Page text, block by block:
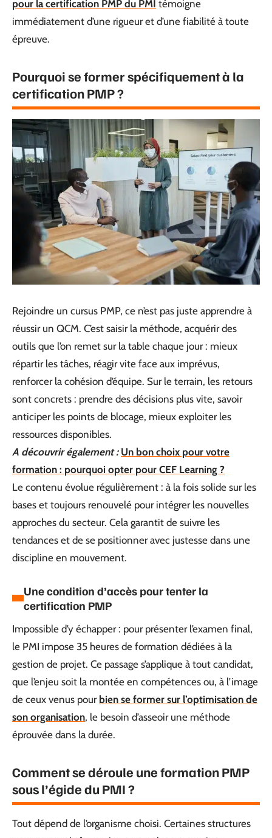
pour la certification PMP du PMI témoigne
immédiatement d’une rigueur et d’une fiabilité à toute
épreuve.
Pourquoi se former spécifiquement à la
certification PMP ?
Rejoindre un cursus PMP, ce n’est pas juste apprendre à
réussir un QCM. C’est saisir la méthode, acquérir des
outils que l’on remet sur la table chaque jour : mieux
répartir les tâches, réagir vite face aux imprévus,
renforcer la cohésion d’équipe. Sur le terrain, les retours
sont concrets : prendre des décisions plus vite, savoir
anticiper les points de blocage, mieux exploiter les
ressources disponibles.
A découvrir également : Un bon choix pour votre
formation : pourquoi opter pour CEF Learning ?
Le contenu évolue régulièrement : à la fois solide sur les
bases et toujours renouvelé pour intégrer les nouvelles
approches du secteur. Cela garantit de suivre les
tendances et de se positionner avec justesse dans une
discipline en mouvement.
Une condition d’accès pour tenter la
certification PMP
Impossible d’y échapper : pour présenter l’examen final,
le PMI impose 35 heures de formation dédiées à la
gestion de projet. Ce passage s’applique à tout candidat,
que l’enjeu soit la montée en compétences ou, à l’image
de ceux venus pour bien se former sur l’optimisation de
son organisation, le besoin d’asseoir une méthode
éprouvée dans la durée.
Comment se déroule une formation PMP
sous l’égide du PMI ?
Tout dépend de l’organisme choisi. Certaines structures